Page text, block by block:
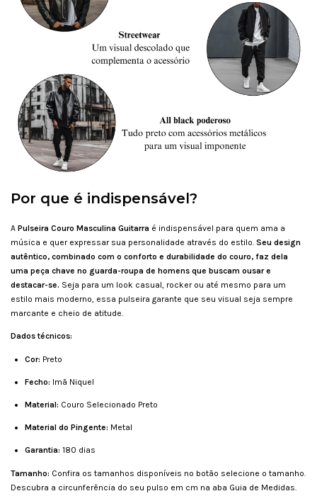
Por que é indispensável?
A Pulseira Couro Masculina Guitarra é indispensável para quem ama a
música e quer expressar sua personalidade através do estilo. Seu design
autêntico, combinado com o conforto e durabilidade do couro, faz dela
uma peça chave no guarda-roupa de homens que buscam ousar e
destacar-se. Seja para um look casual, rocker ou até mesmo para um
estilo mais moderno, essa pulseira garante que seu visual seja sempre
marcante e cheio de atitude.
Dados técnicos:
Cor: Preto
Fecho: Imã Niquel
Material: Couro Selecionado Preto
Material do Pingente: Metal
Garantia: 180 dias
Tamanho: Confira os tamanhos disponíveis no botão selecione o tamanho.
Descubra a circunferência do seu pulso em cm na aba Guia de Medidas.